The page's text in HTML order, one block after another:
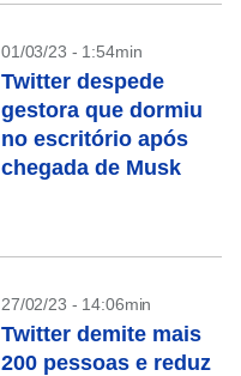
01/03/23 - 1:54min
Twitter despede
gestora que dormiu
no escritório após
chegada de Musk
27/02/23 - 14:06min
Twitter demite mais
200 pessoas e reduz